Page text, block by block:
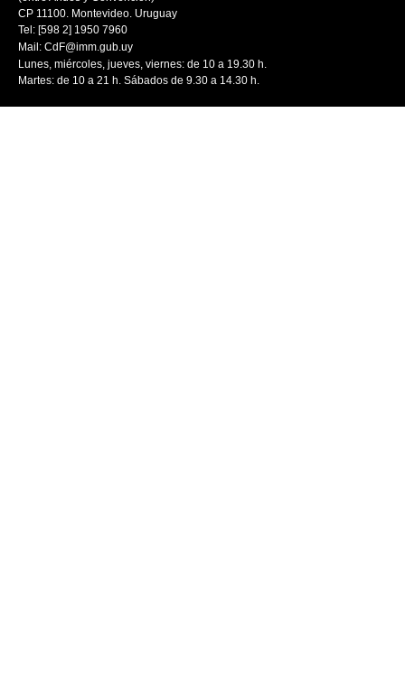
CP 11100. Montevideo. Uruguay
Tel: [598 2] 1950 7960
Mail: CdF@imm.gub.uy
Lunes, miércoles, jueves, viernes: de 10 a 19.30 h.
Martes: de 10 a 21 h. Sábados de 9.30 a 14.30 h.